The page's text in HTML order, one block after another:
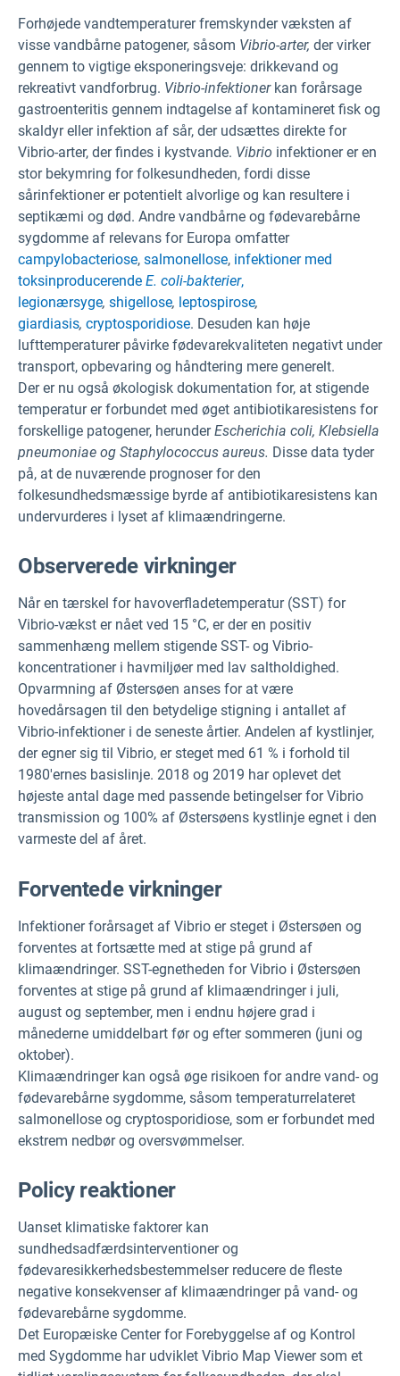
Forhøjede vandtemperaturer fremskynder væksten af
visse vandbårne patogener, såsom Vibrio-arter, der virker
gennem to vigtige eksponeringsveje: drikkevand og
rekreativt vandforbrug. Vibrio-infektionerkan forårsage
gastroenteritis gennem indtagelse af kontamineret fisk og
skaldyr eller infektion af sår, der udsættes direkte for
Vibrio-arter, der findes i kystvande. Vibrio infektioner er en
stor bekymring for folkesundheden, fordi disse
sårinfektioner er potentielt alvorlige og kan resultere i
septikæmi og død. Andre vandbårne og fødevarebårne
sygdomme af relevans for Europa omfatter
campylobacteriose, salmonellose, infektioner med
toksinproducerende E. coli-bakterier,
legionærsyge, shigellose, leptospirose,
giardiasis, cryptosporidiose. Desuden kan høje
lufttemperaturer påvirke fødevarekvaliteten negativt under
transport, opbevaring og håndtering mere generelt.
Der er nu også økologisk dokumentation for, at stigende
temperatur er forbundet med øget antibiotikaresistens for
forskellige patogener, herunderEscherichia coli, Klebsiella
pneumoniae og Staphylococcus aureus. Disse data tyder
på, at de nuværende prognoser for den
folkesundhedsmæssige byrde af antibiotikaresistens kan
undervurderes i lyset af klimaændringerne.
Observerede virkninger
Når en tærskel for havoverfladetemperatur (SST) for
Vibrio-vækst er nået ved 15 °C, er der en positiv
sammenhæng mellem stigende SST- og Vibrio-
koncentrationer i havmiljøer med lav saltholdighed.
Opvarmning af Østersøen anses for at være
hovedårsagen til den betydelige stigning i antallet af
Vibrio-infektioner i de seneste årtier. Andelen af kystlinjer,
der egner sig til Vibrio, er steget med 61 % i forhold til
1980'ernes basislinje. 2018 og 2019 har oplevet det
højeste antal dage med passende betingelser for Vibrio
transmission og 100% af Østersøens kystlinje egnet i den
varmeste del af året.
Forventede virkninger
Infektioner forårsaget af Vibrio er steget i Østersøen og
forventes at fortsætte med at stige på grund af
klimaændringer. SST-egnetheden for Vibrio i Østersøen
forventes at stige på grund af klimaændringer i juli,
august og september, men i endnu højere grad i
månederne umiddelbart før og efter sommeren (juni og
oktober).
Klimaændringer kan også øge risikoen for andre vand- og
fødevarebårne sygdomme, såsom temperaturrelateret
salmonellose og cryptosporidiose, som er forbundet med
ekstrem nedbør og oversvømmelser.
Policy reaktioner
Uanset klimatiske faktorer kan
sundhedsadfærdsinterventioner og
fødevaresikkerhedsbestemmelser reducere de fleste
negative konsekvenser af klimaændringer på vand- og
fødevarebårne sygdomme.
Det Europæiske Center for Forebyggelse af og Kontrol
med Sygdomme har udviklet Vibrio Map Viewer som et